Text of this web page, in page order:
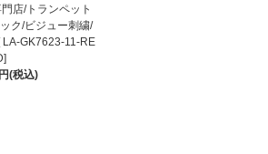
店/トランペット
ク/ビジュー刺繍/
LA-GK7623-11-RE
(税込)